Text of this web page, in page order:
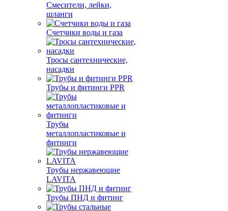
Смесители, лейки,
шланги
Счетчики воды и газа
Тросы сантехнические,
насадки
Трубы и фитинги PPR
Трубы
металлопластиковые и
фитинги
Трубы нержавеющие
LAVITA
Трубы ПНД и фитинг